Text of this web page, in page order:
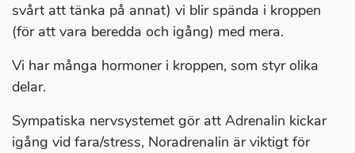
svårt att tänka på annat) vi blir spända i kroppen
(för att vara beredda och igång) med mera.
Vi har många hormoner i kroppen, som styr olika
delar.
Sympatiska nervsystemet gör att Adrenalin kickar
igång vid fara/stress, Noradrenalin är viktigt för